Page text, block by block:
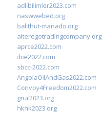
adlibilimler2023.com
naswwebed.org
balithut-manado.org
alteregotradingcompany.org
aprce2022.com
ibie2022.com
sbcc-2022.com
AngolaOilAndGas2022.com
Convoy4Freedom2022.com
grur2023.org
hkhk2023.org